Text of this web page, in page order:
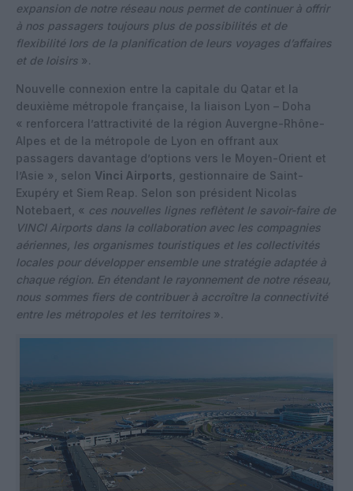
expansion de notre réseau nous permet de continuer à offrir
à nos passagers toujours plus de possibilités et de
flexibilité lors de la planification de leurs voyages d’affaires
et de loisirs ».
Nouvelle connexion entre la capitale du Qatar et la
deuxième métropole française, la liaison Lyon – Doha
« renforcera l’attractivité de la région Auvergne-Rhône-
Alpes et de la métropole de Lyon en offrant aux
passagers davantage d’options vers le Moyen-Orient et
l’Asie », selon Vinci Airports , gestionnaire de Saint-
Exupéry et Siem Reap. Selon son président Nicolas
Notebaert, « ces nouvelles lignes reflètent le savoir-faire de
VINCI Airports dans la collaboration avec les compagnies
aériennes, les organismes touristiques et les collectivités
locales pour développer ensemble une stratégie adaptée à
chaque région. En étendant le rayonnement de notre réseau,
nous sommes fiers de contribuer à accroître la connectivité
entre les métropoles et les territoires ».